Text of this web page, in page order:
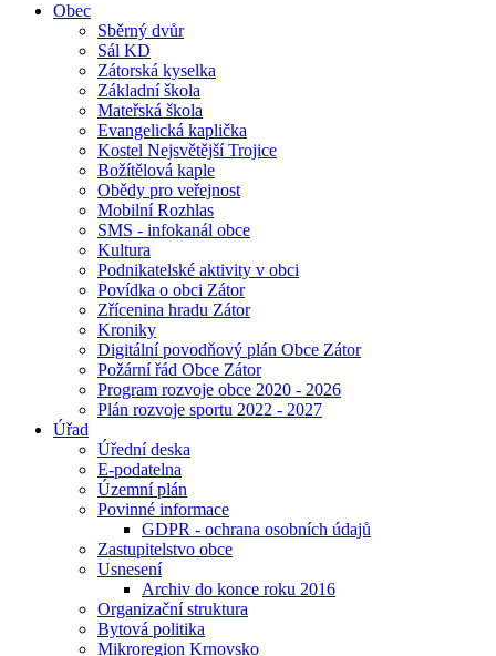
Obec
Sběrný dvůr
Sál KD
Zátorská kyselka
Základní škola
Mateřská škola
Evangelická kaplička
Kostel Nejsvětější Trojice
Božítělová kaple
Obědy pro veřejnost
Mobilní Rozhlas
SMS - infokanál obce
Kultura
Podnikatelské aktivity v obci
Povídka o obci Zátor
Zřícenina hradu Zátor
Kroniky
Digitální povodňový plán Obce Zátor
Požární řád Obce Zátor
Program rozvoje obce 2020 - 2026
Plán rozvoje sportu 2022 - 2027
Úřad
Úřední deska
E-podatelna
Územní plán
Povinné informace
GDPR - ochrana osobních údajů
Zastupitelstvo obce
Usnesení
Archiv do konce roku 2016
Organizační struktura
Bytová politika
Mikroregion Krnovsko